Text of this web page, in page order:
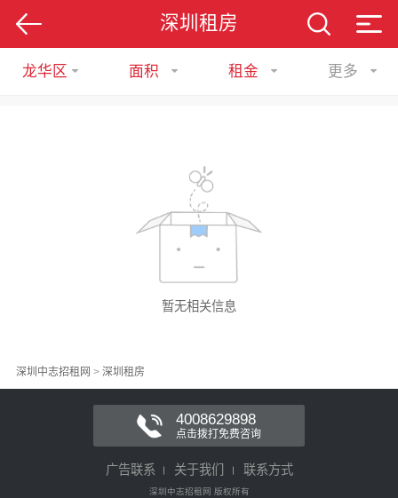
深圳租房
龙华区 面积 租金 更多
暂无相关信息
深圳中志招租网 > 深圳租房
4008629898
点击拨打免费咨询
广告联系 关于我们 联系方式
深圳中志招租网 版权所有